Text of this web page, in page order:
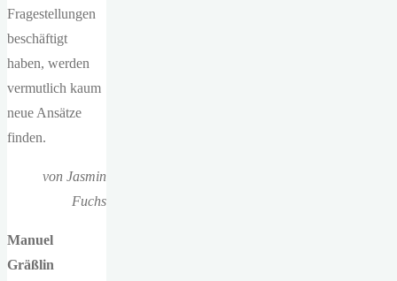
Fragestellungen
beschäftigt
haben, werden
vermutlich kaum
neue Ansätze
finden.
von Jasmin
Fuchs
Manuel
Gräßlin